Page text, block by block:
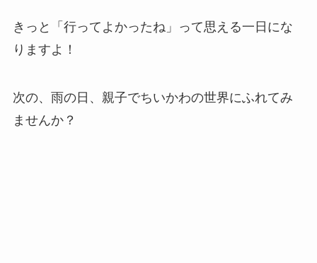
きっと「行ってよかったね」って思える一日にな
りますよ！
次の、雨の日、親子でちいかわの世界にふれてみ
ませんか？